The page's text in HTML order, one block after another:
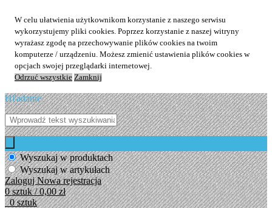
W celu ułatwienia użytkownikom korzystanie z naszego serwisu
wykorzystujemy pliki cookies. Poprzez korzystanie z naszej witryny
wyrażasz zgodę na przechowywanie plików cookies na twoim
komputerze / urządzeniu. Możesz zmienić ustawienia plików cookies w
opcjach swojej przeglądarki internetowej.
Odrzuć wszystkie Zamknij
Hľadanie
Wyszukaj w produktach
Wyszukaj w artykułach
ZalogujNowa rejestracja
0 sztuk / 0,00 zł
0 sztuk